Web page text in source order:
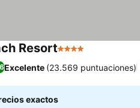
Resort4 Estrellas
Excelente (23.569 puntuaciones)
exactos